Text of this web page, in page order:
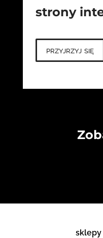
strony
przyjrzyj się